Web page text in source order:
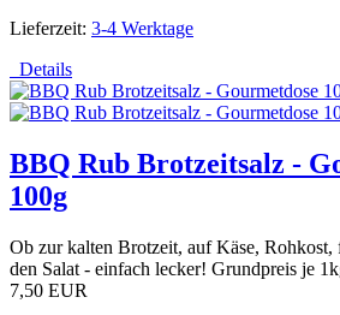
Lieferzeit: 3-4 Werktage
Details
BBQ Rub Brotzeitsalz -
100g
Ob zur kalten Brotzeit, auf Käse, Rohkost,
den Salat - einfach lecker! Grundpreis je
7,50 EUR